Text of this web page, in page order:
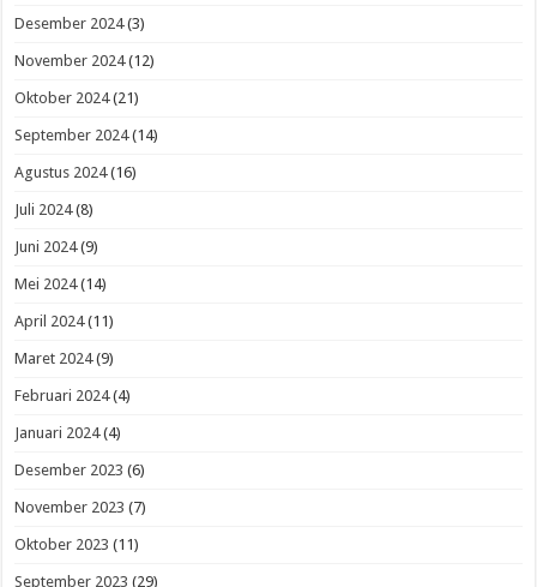
Desember 2024(3)
November 2024(12)
Oktober 2024(21)
September 2024(14)
Agustus 2024(16)
Juli 2024(8)
Juni 2024(9)
Mei 2024(14)
April 2024(11)
Maret 2024(9)
Februari 2024(4)
Januari 2024(4)
Desember 2023 (6)
November 2023 (7)
Oktober 2023 (11)
September 2023 (29)